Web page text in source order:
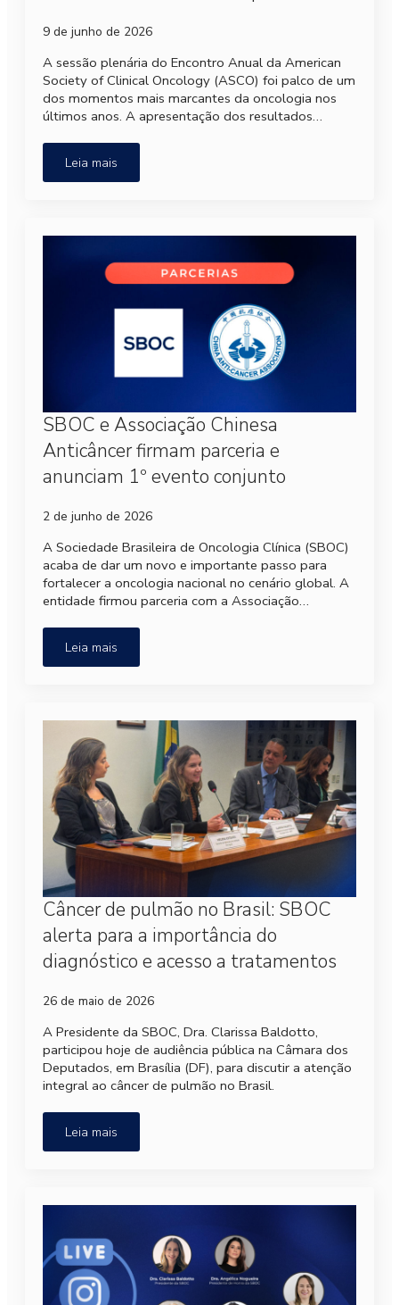
9 de junho de 2026
A sessão plenária do Encontro Anual da American
Society of Clinical Oncology (ASCO) foi palco de um
dos momentos mais marcantes da oncologia nos
últimos anos. A apresentação dos resultados…
Leia mais
SBOC e Associação Chinesa
Anticâncer firmam parceria e
anunciam 1º evento conjunto
2 de junho de 2026
A Sociedade Brasileira de Oncologia Clínica (SBOC)
acaba de dar um novo e importante passo para
fortalecer a oncologia nacional no cenário global. A
entidade firmou parceria com a Associação…
Leia mais
Câncer de pulmão no Brasil: SBOC
alerta para a importância do
diagnóstico e acesso a tratamentos
26 de maio de 2026
A Presidente da SBOC, Dra. Clarissa Baldotto,
participou hoje de audiência pública na Câmara dos
Deputados, em Brasília (DF), para discutir a atenção
integral ao câncer de pulmão no Brasil.
Leia mais